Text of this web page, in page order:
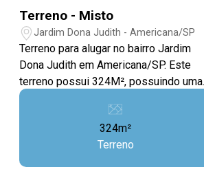
Terreno - Misto
Jardim Dona Judith - Americana/SP
Terreno para alugar no bairro Jardim
Dona Judith em Americana/SP. Este
terreno possui 324M², possuindo uma
ampla área plana e murada nas laterais
Rafael Vitta, Av. da Amizade, Av. Europa,
Rua Gonçalves Dias e fácil acesso ao
Centro. Esta região conta com Estádio
324m²
Terreno